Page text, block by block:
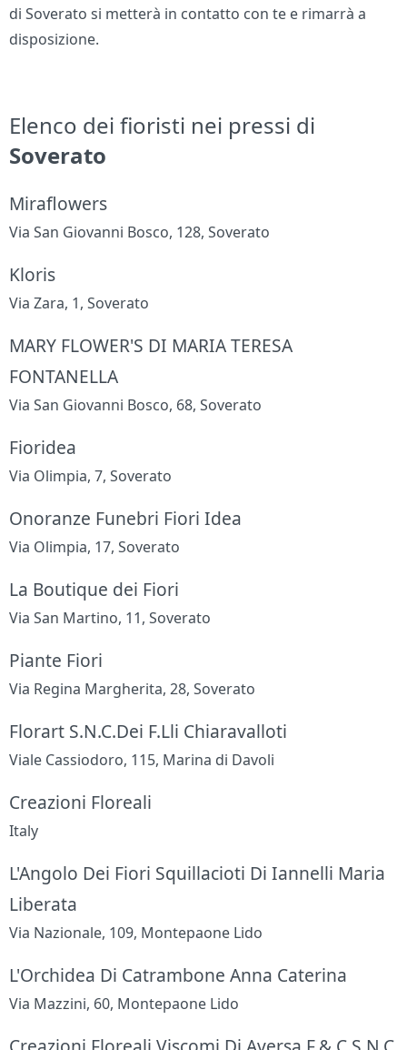
di Soverato si metterà in contatto con te e rimarrà a
disposizione.
Elenco dei fioristi nei pressi di
Soverato
Miraflowers
Via San Giovanni Bosco, 128, Soverato
Kloris
Via Zara, 1, Soverato
MARY FLOWER'S DI MARIA TERESA
FONTANELLA
Via San Giovanni Bosco, 68, Soverato
Fioridea
Via Olimpia, 7, Soverato
Onoranze Funebri Fiori Idea
Via Olimpia, 17, Soverato
La Boutique dei Fiori
Via San Martino, 11, Soverato
Piante Fiori
Via Regina Margherita, 28, Soverato
Florart S.N.C.Dei F.Lli Chiaravalloti
Viale Cassiodoro, 115, Marina di Davoli
Creazioni Floreali
Italy
L'Angolo Dei Fiori Squillacioti Di Iannelli Maria
Liberata
Via Nazionale, 109, Montepaone Lido
L'Orchidea Di Catrambone Anna Caterina
Via Mazzini, 60, Montepaone Lido